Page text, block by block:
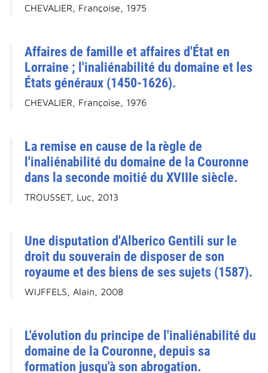
CHEVALIER, Françoise, 1975
Affaires de famille et affaires d'État en
Lorraine ; l'inaliénabilité du domaine et les
États généraux (1450-1626).
CHEVALIER, Françoise, 1976
La remise en cause de la règle de
l'inaliénabilité du domaine de la Couronne
dans la seconde moitié du XVIIIe siècle.
TROUSSET, Luc, 2013
Une disputation d'Alberico Gentili sur le
droit du souverain de disposer de son
royaume et des biens de ses sujets (1587).
WIJFFELS, Alain, 2008
L'évolution du principe de l'inaliénabilité du
domaine de la Couronne, depuis sa
formation jusqu'à son abrogation.